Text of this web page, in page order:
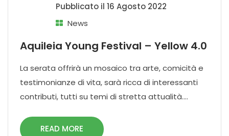
Pubblicato il 16 Agosto 2022
News
Aquileia Young Festival – Yellow 4.0
La serata offrirà un mosaico tra arte, comicità e
testimonianze di vita, sarà ricca di interessanti
contributi, tutti su temi di stretta attualità....
READ MORE